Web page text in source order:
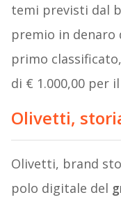
temi previsti dal
premio in denaro
primo
di € 1.000,00 per
Olivetti,
Olivetti, brand
polo digitale del